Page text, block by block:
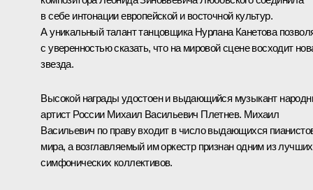
в себе интонации европейской и восточной культур.
А уникальный талант танцовщика Нурлана Канетова
с уверенностью сказать, что на мировой сцене восходит
звезда.
Высокой награды удостоен и выдающийся музыкант
артист России Михаил Васильевич Плетнев. Михаил
Васильевич по праву входит в число выдающихся
мира, а возглавляемый им оркестр признан одним из лучших
симфонических коллективов.